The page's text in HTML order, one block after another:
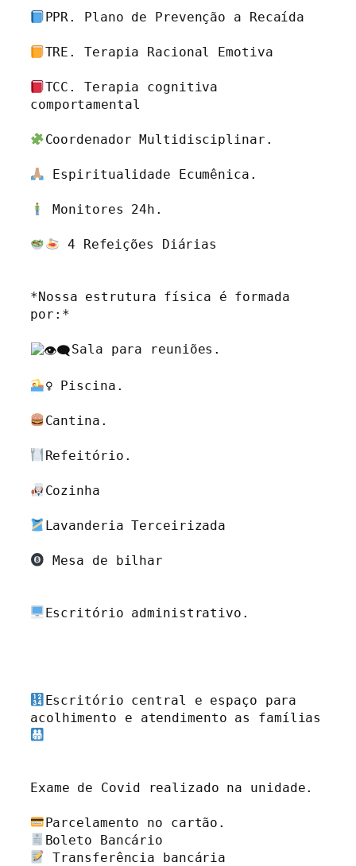
PPR. Plano de Prevenção a Recaída
TRE. Terapia Racional Emotiva
TCC. Terapia cognitiva
comportamental
Coordenador Multidisciplinar.
Espiritualidade Ecumênica.
Monitores 24h.
4 Refeições Diárias
*Nossa estrutura física é formada
por:*
Sala para reuniões.
‍♀ Piscina.
Cantina.
Refeitório.
Cozinha
Lavanderia Terceirizada
Mesa de bilhar
Escritório administrativo.
Escritório central e espaço para
Exame de Covid realizado na unidade.
Transferência bancária